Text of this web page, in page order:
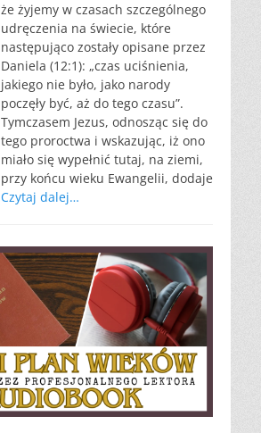
że żyjemy w czasach szczególnego
udręczenia na świecie, które
następująco zostały opisane przez
Daniela (12:1): „czas uciśnienia,
jakiego nie było, jako narody
poczęły być, aż do tego czasu”.
Tymczasem Jezus, odnosząc się do
tego proroctwa i wskazując, iż ono
miało się wypełnić tutaj, na ziemi,
przy końcu wieku Ewangelii, dodaje
Czytaj dalej…